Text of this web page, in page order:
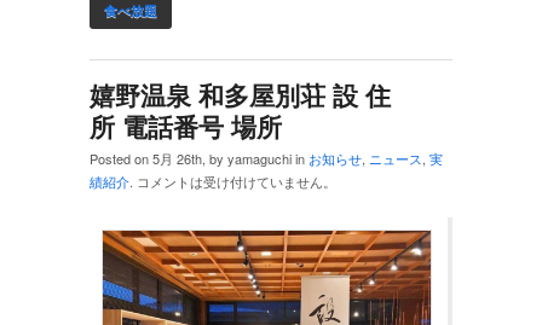
食べ放題
嬉野温泉 和多屋別荘 設 住
所 電話番号 場所
Posted on 5月 26th, by yamaguchi in お知らせ, ニュース, 実
績紹介. コメントは受け付けていません。